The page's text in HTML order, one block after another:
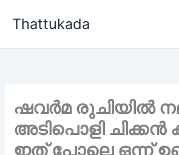
Thattukada
ഷവർമ രുചിയിൽ
അടിപൊളി ചിക്കൻ
ഇത് പോലെ ഒന്ന്